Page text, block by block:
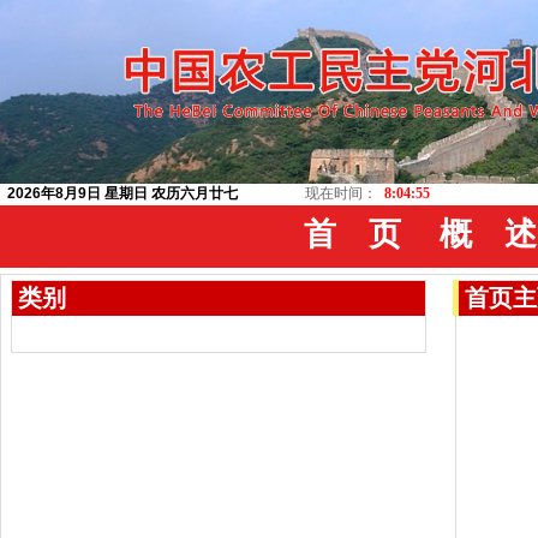
2026年8月9日 星期日 农历六月廿七 现在时间： 8:04:56
首 页 概 述
类别 首页